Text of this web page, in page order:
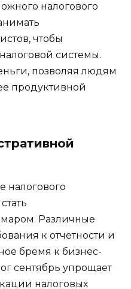
налогового
чтобы
системы.
позволяя людям
продуктивной
налогового
Различные
к отчетности и
бремя к бизнес-
сентябрь упрощает
налоговых